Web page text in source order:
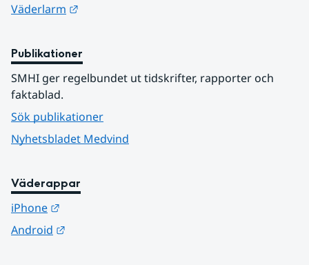
Väderlarm
Publikationer
SMHI ger regelbundet ut tidskrifter, rapporter och
faktablad.
Sök publikationer
Nyhetsbladet Medvind
Väderappar
iPhone
Android